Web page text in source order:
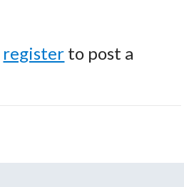
register to post a